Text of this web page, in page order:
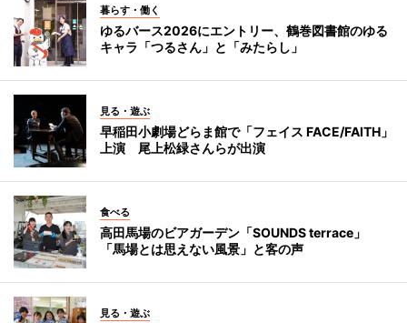
暮らす・働く
ゆるバース2026にエントリー、鶴巻図書館のゆる
キャラ「つるさん」と「みたらし」
見る・遊ぶ
早稲田小劇場どらま館で「フェイス FACE/FAITH」
上演 尾上松緑さんらが出演
食べる
高田馬場のビアガーデン「SOUNDS terrace」
「馬場とは思えない風景」と客の声
見る・遊ぶ